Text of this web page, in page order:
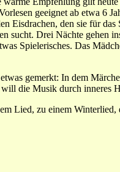
geeignet ab etwa 6
Eisdrachen, den sie für
Drei Nächte gehen
Spielerisches. Das
gemerkt: In dem
will die Musik durch inneres
Lied, zu einem Winterlied,